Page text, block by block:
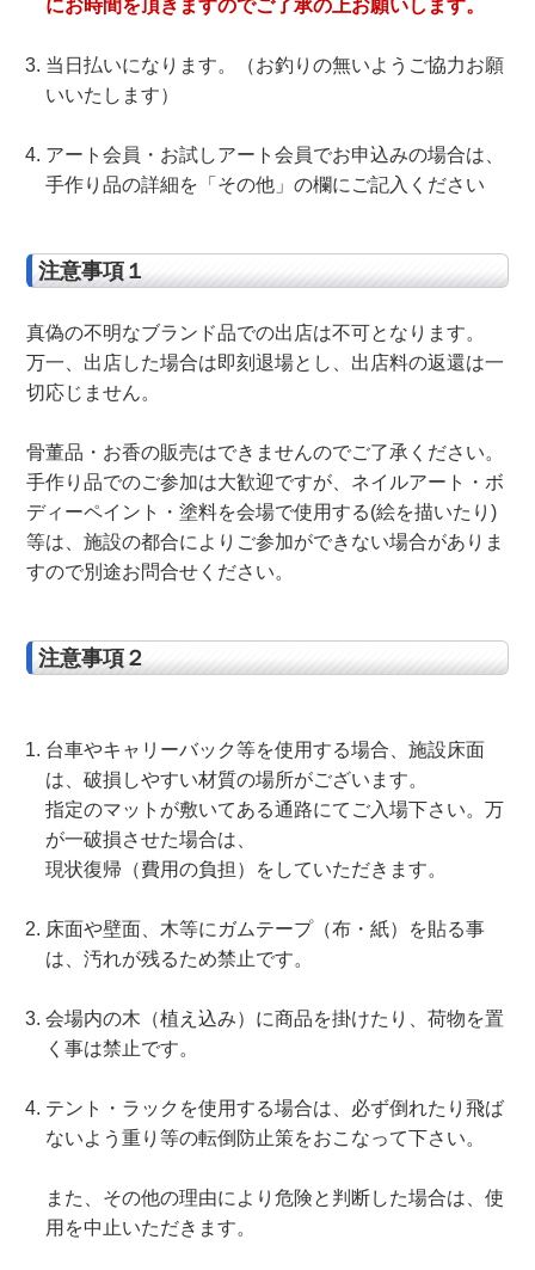
にお時間を頂きますのでご了承の上お願いします。
当日払いになります。（お釣りの無いようご協力お願
いいたします）
アート会員・お試しアート会員でお申込みの場合は、
手作り品の詳細を「その他」の欄にご記入ください
注意事項１
真偽の不明なブランド品での出店は不可となります。
万一、出店した場合は即刻退場とし、出店料の返還は一
切応じません。
骨董品・お香の販売はできませんのでご了承ください。
手作り品でのご参加は大歓迎ですが、ネイルアート・ボ
ディーペイント・塗料を会場で使用する(絵を描いたり)
等は、施設の都合によりご参加ができない場合がありま
すので別途お問合せください。
注意事項２
台車やキャリーバック等を使用する場合、施設床面
は、破損しやすい材質の場所がございます。
指定のマットが敷いてある通路にてご入場下さい。万
が一破損させた場合は、
現状復帰（費用の負担）をしていただきます。
床面や壁面、木等にガムテープ（布・紙）を貼る事
は、汚れが残るため禁止です。
会場内の木（植え込み）に商品を掛けたり、荷物を置
く事は禁止です。
テント・ラックを使用する場合は、必ず倒れたり飛ば
ないよう重り等の転倒防止策をおこなって下さい。
また、その他の理由により危険と判断した場合は、使
用を中止いただきます。